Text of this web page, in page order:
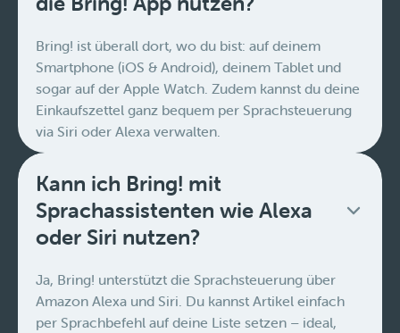
Bring! ist überall dort, wo du bist: auf deinem
Smartphone (iOS & Android), deinem Tablet und
sogar auf der Apple Watch. Zudem kannst du deine
Einkaufszettel ganz bequem per Sprachsteuerung
via Siri oder Alexa verwalten.
Kann ich Bring! mit
Sprachassistenten wie Alexa
oder Siri nutzen?
Ja, Bring! unterstützt die Sprachsteuerung über
Amazon Alexa und Siri. Du kannst Artikel einfach
per Sprachbefehl auf deine Liste setzen – ideal,